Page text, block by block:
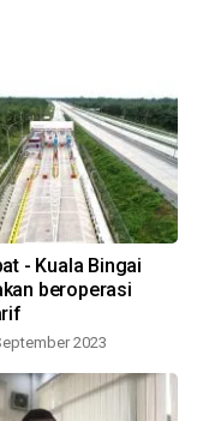
- Kuala Bingai
beroperasi
2023